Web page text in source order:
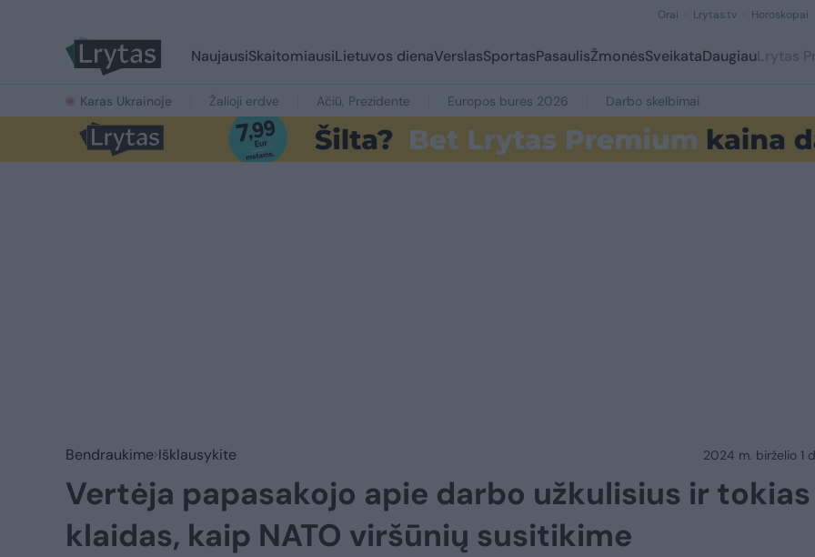
Orai Lrytas.tv Horoskopai
NaujausiSkaitomiausiLietuvos dienaVerslasSportasPasaulisŽmonėsSveikataDaugiauLrytas
Karas Ukrainoje Žalioji erdvė Ačiū, Prezidente Europos burės 2026 Darbo skelbimai
Bendraukime Išklausykite 2024 m. birželio 1
Vertėja papasakojo apie darbo užkulisius ir tokias
klaidas, kaip NATO viršūnių susitikime